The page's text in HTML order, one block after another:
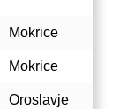
Mokrice
Mokrice
Oroslavje